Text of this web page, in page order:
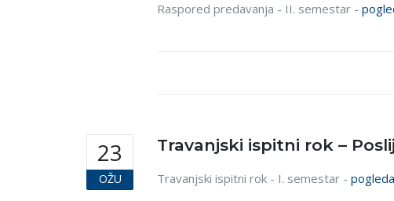
Raspored predavanja - II. semestar -
23
OŽU
Travanjski ispitni rok –
Travanjski ispitni rok - I. semestar -